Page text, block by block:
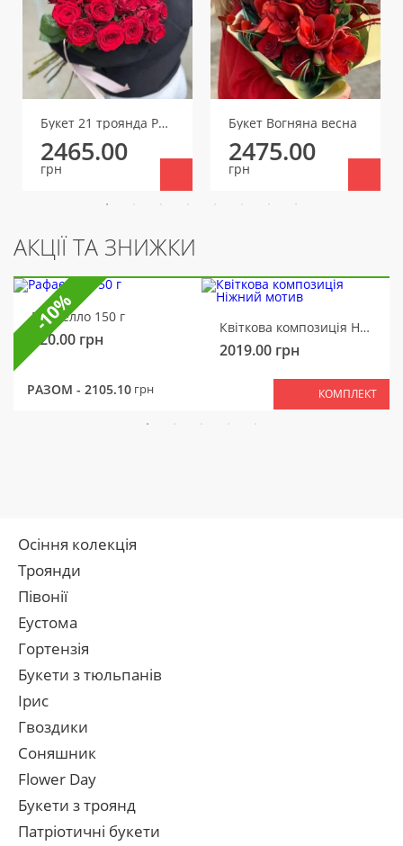
Букет 21 троянда Ред Наомі
2465.00
грн
Букет Вогняна весна
2475.00
грн
АКЦІЇ ТА ЗНИЖКИ
Рафаелло 150 г
320.00 грн
Квіткова композиція Ніжний мотив
2019.00 грн
РАЗОМ - 2105.10 грн КОМПЛЕКТ
-10%
Осіння колекція
Троянди
Півонії
Еустома
Гортензія
Букети з тюльпанів
Ірис
Гвоздики
Соняшник
Flower Day
Букети з троянд
Патріотичні букети